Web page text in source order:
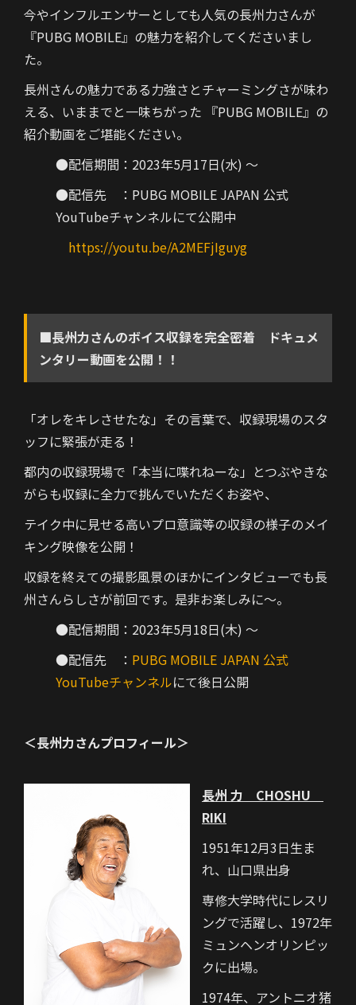
今やインフルエンサーとしても人気の長州力さんが
『PUBG MOBILE』の魅力を紹介してくださいまし
た。
長州さんの魅力である力強さとチャーミングさが味わ
える、いままでと一味ちがった 『PUBG MOBILE』の
紹介動画をご堪能ください。
●配信期間：2023年5月17日(水) ～
●配信先 ：PUBG MOBILE JAPAN 公式
YouTubeチャンネルにて公開中
https://youtu.be/A2MEFjIguyg
■長州力さんのボイス収録を完全密着 ドキュメ
ンタリー動画を公開！！
「オレをキレさせたな」その言葉で、収録現場のスタ
ッフに緊張が走る！
都内の収録現場で「本当に喋れねーな」とつぶやきな
がらも収録に全力で挑んでいただくお姿や、
テイク中に見せる高いプロ意識等の収録の様子のメイ
キング映像を公開！
収録を終えての撮影風景のほかにインタビューでも長
州さんらしさが前回です。是非お楽しみに～。
●配信期間：2023年5月18日(木) ～
●配信先 ： PUBG MOBILE JAPAN 公式
YouTubeチャンネルにて後日公開
＜長州力さんプロフィール＞
長州 力 CHOSHU
RIKI
1951年12月3日生ま
れ、山口県出身
専修大学時代にレスリ
ングで活躍し、1972年
ミュンヘンオリンピッ
クに出場。
1974年、アントニオ猪